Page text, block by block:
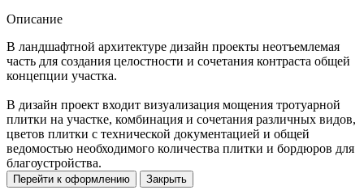
Описание
В ландшафтной архитектуре дизайн проекты неотъемлемая
часть для создания целостности и сочетания контраста общей
концепции участка.
В дизайн проект входит визуализация мощения тротуарной
плитки на участке, комбинация и сочетания различных видов,
цветов плитки с технической документацией и общей
ведомостью необходимого количества плитки и бордюров для
благоустройства.
Перейти к оформлению Закрыть